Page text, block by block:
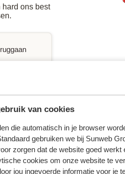
van cookies
die automatisch in je browser
gebruiken we bij Sunweb
zorgen dat de website goed werkt
cookies om onze website te
jou ingevoerde informatie voor je
ons best